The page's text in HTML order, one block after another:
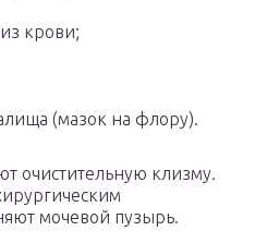
крови;
(мазок на флору).
очистительную клизму.
мочевой пузырь.